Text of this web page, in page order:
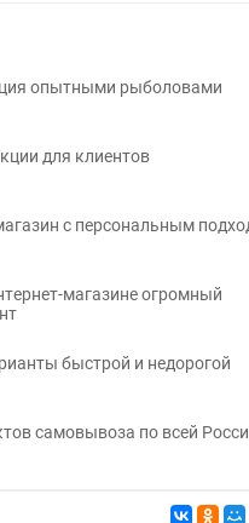
опытными рыболовами
для клиентов
с персональным
магазине огромный
быстрой и недорогой
самовывоза по всей